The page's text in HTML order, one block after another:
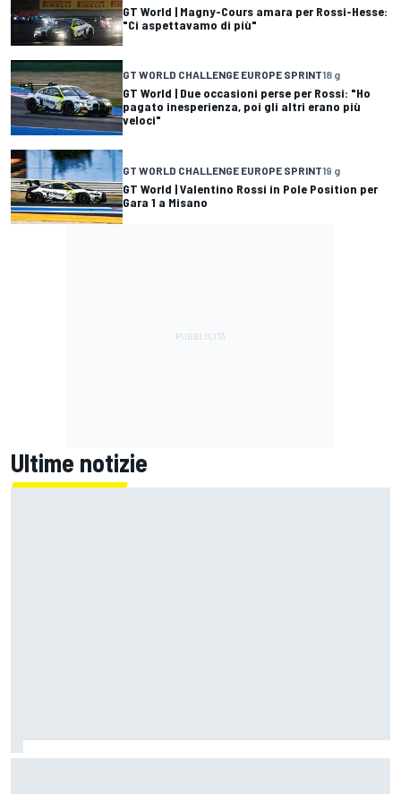
GT World | Magny-Cours amara per Rossi-Hesse:
"Ci aspettavamo di più"
GT WORLD CHALLENGE EUROPE SPRINT18 g
GT World | Due occasioni perse per Rossi: "Ho
pagato inesperienza, poi gli altri erano più
veloci"
GT WORLD CHALLENGE EUROPE SPRINT19 g
GT World | Valentino Rossi in Pole Position per
Gara 1 a Misano
Ultime notizie